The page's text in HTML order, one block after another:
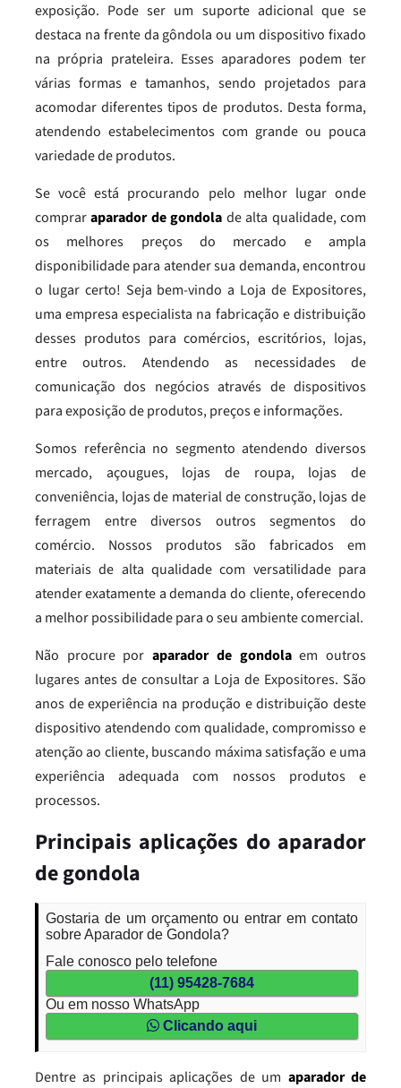
exposição. Pode ser um suporte adicional que se
destaca na frente da gôndola ou um dispositivo fixado
na própria prateleira. Esses aparadores podem ter
várias formas e tamanhos, sendo projetados para
acomodar diferentes tipos de produtos. Desta forma,
atendendo estabelecimentos com grande ou pouca
variedade de produtos.
Se você está procurando pelo melhor lugar onde
compraraparador de gondola de alta qualidade, com
os melhores preços do mercado e ampla
disponibilidade para atender sua demanda, encontrou
o lugar certo! Seja bem-vindo a Loja de Expositores,
uma empresa especialista na fabricação e distribuição
desses produtos para comércios, escritórios, lojas,
entre outros. Atendendo as necessidades de
comunicação dos negócios através de dispositivos
para exposição de produtos, preços e informações.
Somos referência no segmento atendendo diversos
mercado, açougues, lojas de roupa, lojas de
conveniência, lojas de material de construção, lojas de
ferragem entre diversos outros segmentos do
comércio. Nossos produtos são fabricados em
materiais de alta qualidade com versatilidade para
atender exatamente a demanda do cliente, oferecendo
a melhor possibilidade para o seu ambiente comercial.
Não procure poraparador de gondolaem outros
lugares antes de consultar a Loja de Expositores. São
anos de experiência na produção e distribuição deste
dispositivo atendendo com qualidade, compromisso e
atenção ao cliente, buscando máxima satisfação e uma
experiência adequada com nossos produtos e
processos.
Principais aplicações do aparador
de gondola
Gostaria de um orçamento ou entrar em contato
sobre Aparador de Gondola?
Fale conosco pelo telefone
(11) 95428-7684
Ou em nosso WhatsApp
Clicando aqui
Dentre as principais aplicações de um aparador de